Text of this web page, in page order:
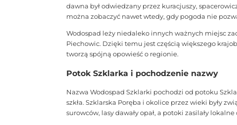
dawna był odwiedzany przez kuracjuszy,
można zobaczyć nawet wtedy, gdy pogoda nie
Wodospad leży niedaleko innych ważnych miejsc
Piechowic. Dzięki temu jest częścią większego
tworzą spójną opowieść o regionie.
Potok Szklarka i pochodzenie nazwy
Nazwa Wodospad Szklarki pochodzi od potoku
szkła. Szklarska Poręba i okolice przez wieki były
surowców, lasy dawały opał, a potoki zasilały lokalne